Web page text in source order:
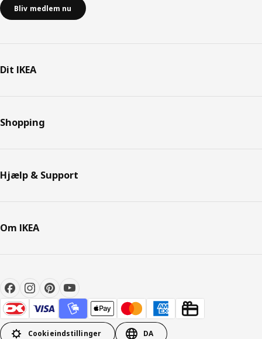
Bliv medlem nu
Dit IKEA
Shopping
Hjælp & Support
Om IKEA
Cookieindstillinger DA